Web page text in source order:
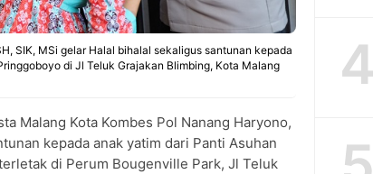
SIK, MSi gelar Halal bihalal sekaligus santunan kepada
di Jl Teluk Grajakan Blimbing, Kota Malang
Malang Kota Kombes Pol Nanang Haryono,
kepada anak yatim dari Panti Asuhan
di Perum Bougenville Park, Jl Teluk
4